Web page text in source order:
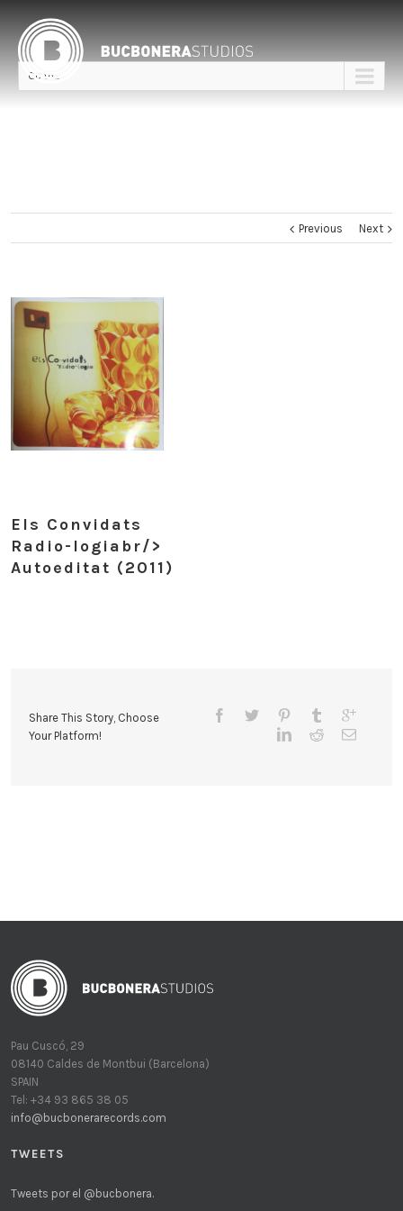
Go to...
Previous Next
Els Convidats
Radio-logiabr/>
Autoeditat (2011)
Share This Story, Choose
Your Platform!
Pau Cuscó, 29
08140 Caldes de Montbui (Barcelona)
SPAIN
Tel: +34 93 865 38 05
info@bucbonerarecords.com
TWEETS
Tweets por el @bucbonera.